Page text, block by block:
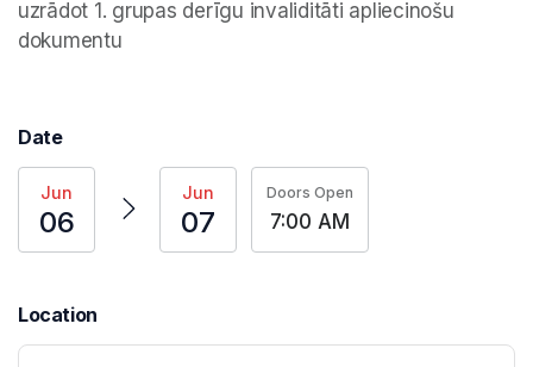
uzrādot 1. grupas derīgu invaliditāti apliecinošu
dokumentu
Date
Jun
06
Jun
07
Doors Open
7:00 AM
Location